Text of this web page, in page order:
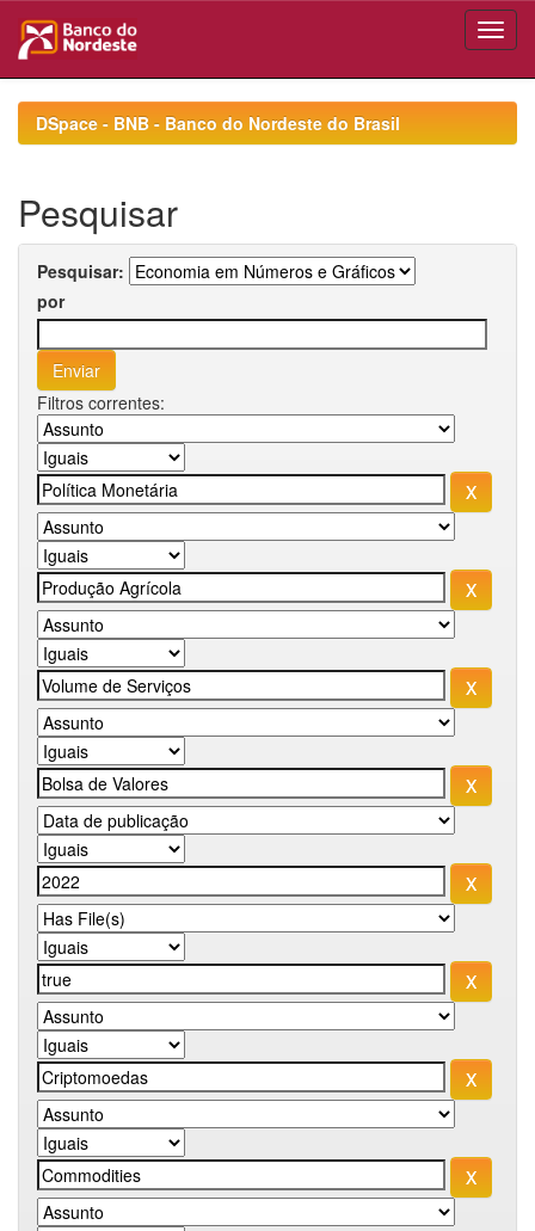
navigationDSpace - BNB - Banco do Nordeste do Brasil
Pesquisar
Pesquisar:
por
Filtros correntes: